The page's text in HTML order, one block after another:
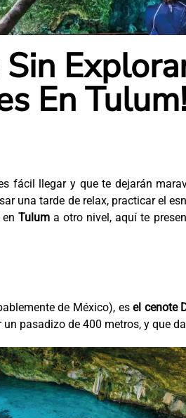
Sin
En Tulum!
fácil llegar y que te dejarán
una tarde de relax, practicar el
Tuluma otro nivel, aquí te
de México), esel cenote
pasadizo de 400 metros, y que